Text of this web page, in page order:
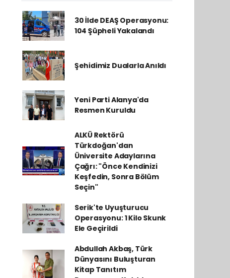
30 İlde DEAŞ Operasyonu:
104 Şüpheli Yakalandı
Şehidimiz Dualarla Anıldı
Yeni Parti Alanya'da
Resmen Kuruldu
ALKÜ Rektörü
Türkdoğan'dan
Üniversite Adaylarına
Çağrı: "Önce Kendinizi
Keşfedin, Sonra Bölüm
Seçin"
Serik'te Uyuşturucu
Operasyonu: 1 Kilo Skunk
Ele Geçirildi
Abdullah Akbaş, Türk
Dünyasını Buluşturan
Kitap Tanıtım